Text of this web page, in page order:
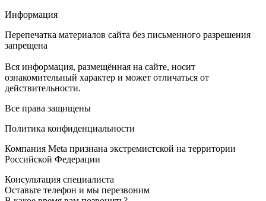
Информация
Перепечатка материалов сайта без письменного разрешения
запрещена
Вся информация, размещённая на сайте, носит
ознакомительный характер и может отличаться от
действительности.
Все права защищены
Политика конфиденциальности
Компания Meta признана экстремистской на территории
Российской Федерации
Консультация специалиста
Оставьте телефон и мы перезвоним